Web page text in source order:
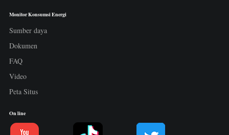
Monitor Konsumsi Energi
Sumber daya
Dokumen
FAQ
Video
Peta Situs
On line